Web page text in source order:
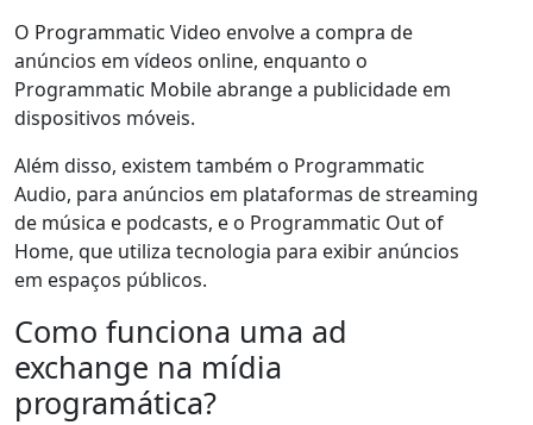
O Programmatic Video envolve a compra de
anúncios em vídeos online, enquanto o
Programmatic Mobile abrange a publicidade em
dispositivos móveis.
Além disso, existem também o Programmatic
Audio, para anúncios em plataformas de streaming
de música e podcasts, e o Programmatic Out of
Home, que utiliza tecnologia para exibir anúncios
em espaços públicos.
Como funciona uma ad
exchange na mídia
programática?